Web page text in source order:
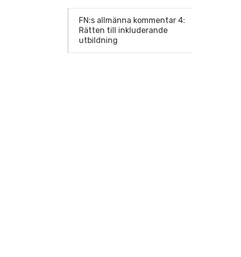
FN:s allmänna kommentar 4:
Rätten till inkluderande
utbildning